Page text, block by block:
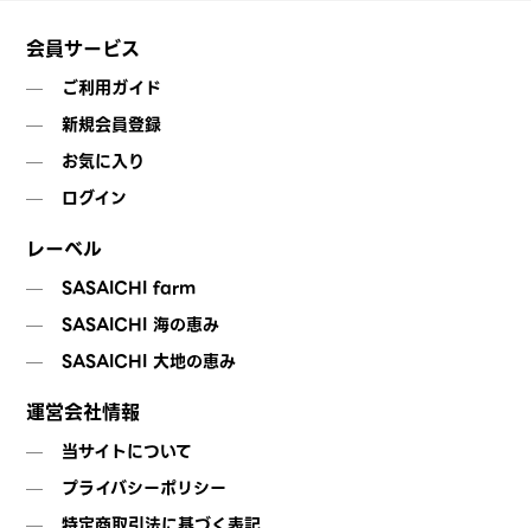
会員サービス
ご利用ガイド
新規会員登録
お気に入り
ログイン
レーベル
SASAICHI farm
SASAICHI 海の恵み
SASAICHI 大地の恵み
運営会社情報
当サイトについて
プライバシーポリシー